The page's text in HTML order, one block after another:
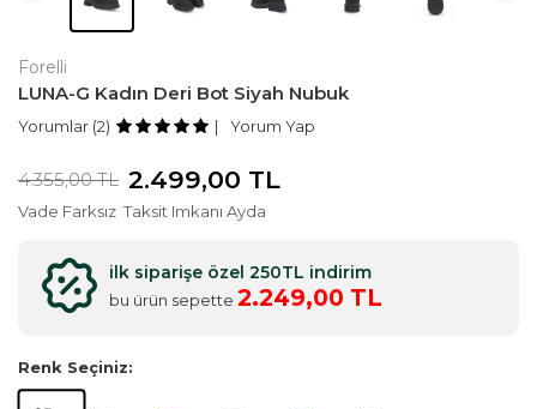
Forelli
LUNA-G Kadın Deri Bot Siyah Nubuk
Yorumlar (2) Yorum Yap
4.355,00TL 2.499,00 TL
Vade Farksız Taksit Imkanı Ayda
ilk siparişe özel 250TL indirim
bu ürün sepette 2.249,00 TL
Renk Seçiniz: